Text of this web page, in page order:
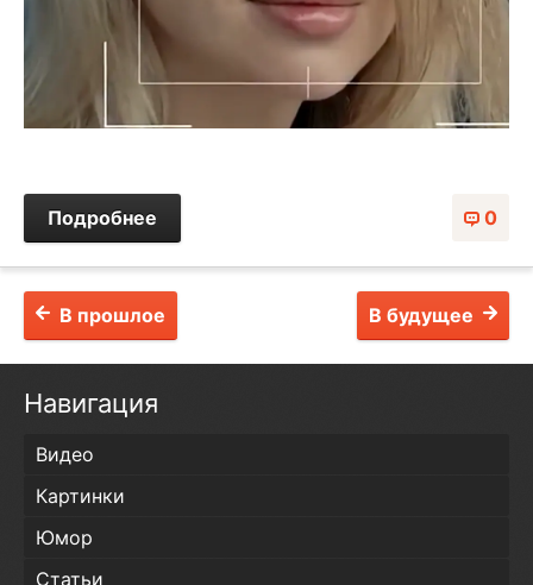
0
Подробнее
В будущее
В прошлое
Навигация
Видео
Картинки
Юмор
Статьи